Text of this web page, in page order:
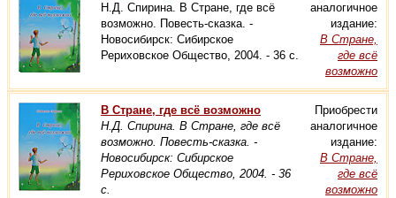
Н.Д. Спирина. В Стране, где всё
возможно. Повесть-сказка. -
Новосибирск: Сибирское
Рериховское Общество, 2004. - 36 с.
аналогичное
издание:
В Стране,
где всё
возможно
В Стране, где всё возможно
Н.Д. Спирина. В Стране, где всё
возможно. Повесть-сказка. -
Новосибирск: Сибирское
Рериховское Общество, 2004. - 36
с.
Приобрести
аналогичное
издание:
В Стране,
где всё
возможно